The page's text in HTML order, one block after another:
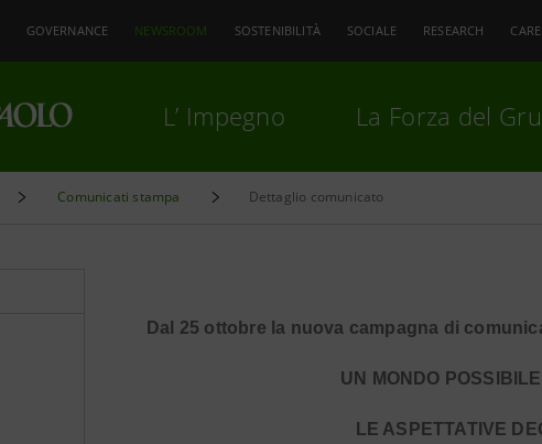
GOVERNANCE NEWSROOM SOSTENIBILITÀ SOCIALE RESEARCH
L’ Impegno La Forza del
Comunicati stampa Dettaglio comunicato
Dal 25 ottobre la nuova campagna di
UN MONDO
LE ASPETTATIVE